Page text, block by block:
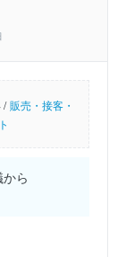
/ 販売・接客・
ら